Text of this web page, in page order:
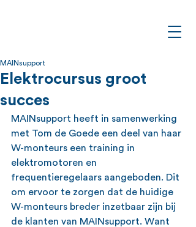
Elektrocursus groot
succes
MAINsupport
MAINsupport heeft in samenwerking
met Tom de Goede een deel van haar
W-monteurs een training in
elektromotoren en
frequentieregelaars aangeboden. Dit
om ervoor te zorgen dat de huidige
W-monteurs breder inzetbaar zijn bij
de klanten van MAINsupport. Want